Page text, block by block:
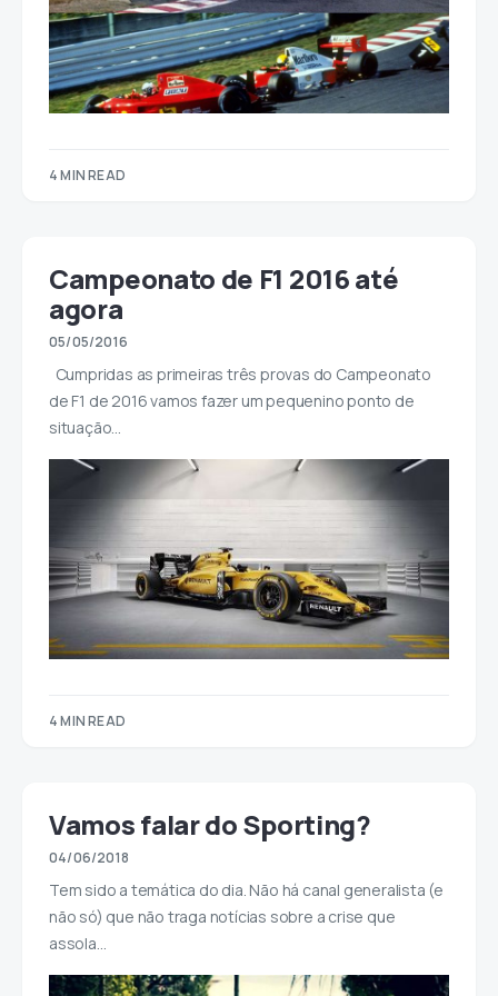
4 MIN READ
Campeonato de F1 2016 até
agora
05/05/2016
Cumpridas as primeiras três provas do Campeonato
de F1 de 2016 vamos fazer um pequenino ponto de
situação…
4 MIN READ
Vamos falar do Sporting?
04/06/2018
Tem sido a temática do dia. Não há canal generalista (e
não só) que não traga notícias sobre a crise que
assola…